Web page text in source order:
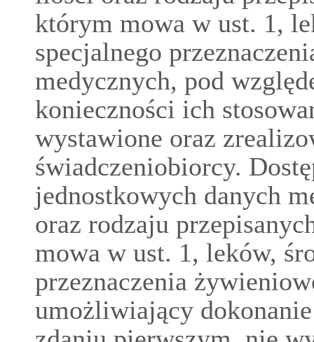
którym mowa w ust. 1,
specjalnego
medycznych, pod
konieczności ich
wystawione oraz
świadczeniobiorcy.
jednostkowych danych
oraz rodzaju
mowa w ust. 1, leków,
przeznaczenia
umożliwiający